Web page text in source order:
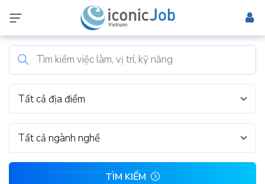
Tất cả địa điểm
Tất cả ngành nghề
TÌM KIẾM